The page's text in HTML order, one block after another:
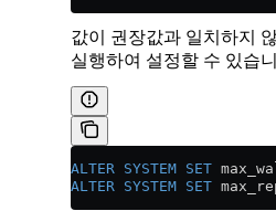
값이 권장값과 일치하지
실행하여 설정할 수 있습
ALTER SYSTEM SET
ALTER SYSTEM SET